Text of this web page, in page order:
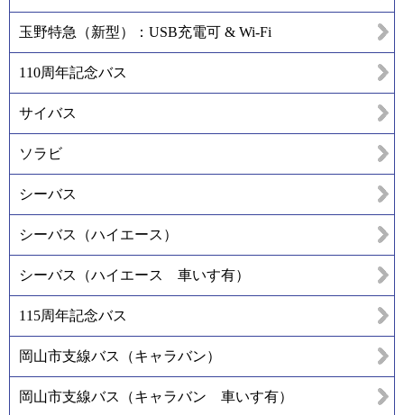
玉野特急（新型）：USB充電可 & Wi-Fi
110周年記念バス
サイバス
ソラビ
シーバス
シーバス（ハイエース）
シーバス（ハイエース 車いす有）
115周年記念バス
岡山市支線バス（キャラバン）
岡山市支線バス（キャラバン 車いす有）